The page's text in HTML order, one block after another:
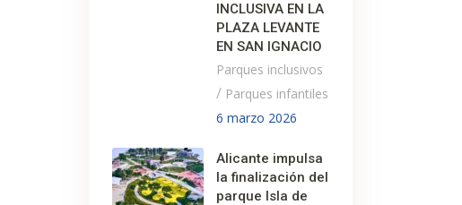
INCLUSIVA EN LA
PLAZA LEVANTE
EN SAN IGNACIO
Parques inclusivos
/ Parques infantiles
6 marzo 2026
Alicante impulsa
la finalización del
parque Isla de